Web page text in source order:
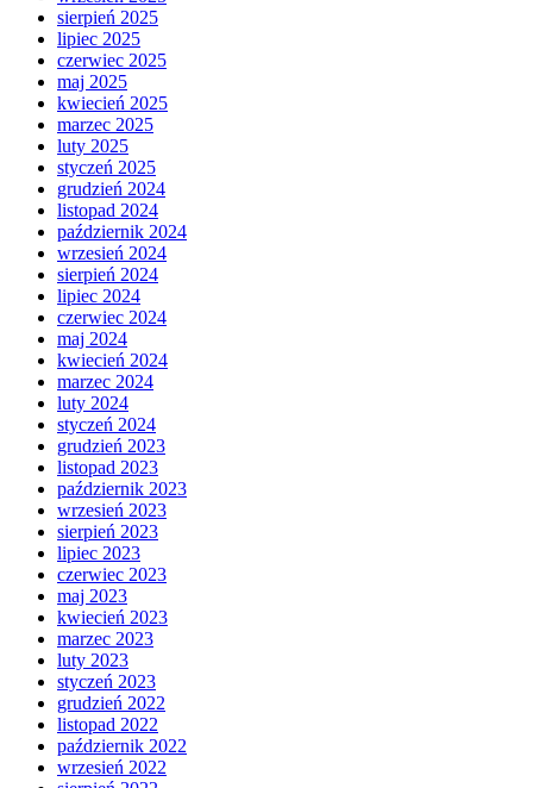
sierpień 2025
lipiec 2025
czerwiec 2025
maj 2025
kwiecień 2025
marzec 2025
luty 2025
styczeń 2025
grudzień 2024
listopad 2024
październik 2024
wrzesień 2024
sierpień 2024
lipiec 2024
czerwiec 2024
maj 2024
kwiecień 2024
marzec 2024
luty 2024
styczeń 2024
grudzień 2023
listopad 2023
październik 2023
wrzesień 2023
sierpień 2023
lipiec 2023
czerwiec 2023
maj 2023
kwiecień 2023
marzec 2023
luty 2023
styczeń 2023
grudzień 2022
listopad 2022
październik 2022
wrzesień 2022